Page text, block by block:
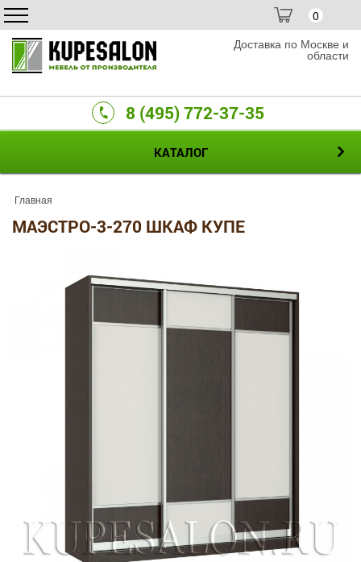
0
Доставка по Москве и
области
8 (495) 772-37-35
КАТАЛОГ
Главная
МАЭСТРО-3-270 ШКАФ КУПЕ